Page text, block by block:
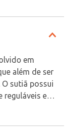
além de ser
O sutiã possui
reguláveis e
dois níveis.